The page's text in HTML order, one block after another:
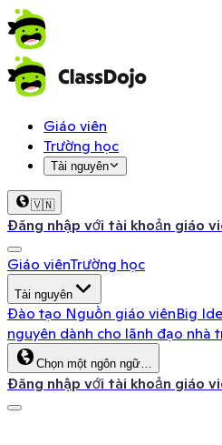
Giáo viên
Trường học
Tài nguyên
🇻🇳
Đăng nhập với tài khoản giáo
Giáo viênTrường học
Tài nguyên
Đào tạo Nguồn giáo viênBig
nguyên dành cho lãnh đạo nhà
Chọn một ngôn ngữ…
Đăng nhập với tài khoản giáo